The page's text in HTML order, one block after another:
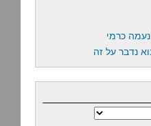
כרמי
נדבר על זה